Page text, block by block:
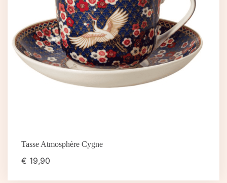
Tasse Atmosphère Cygne
€ 19,90